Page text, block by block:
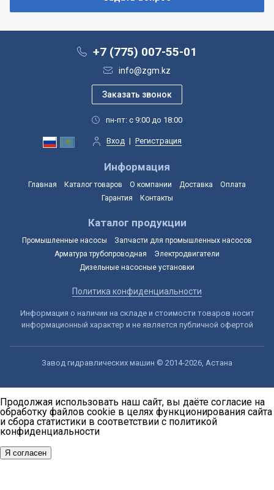
+7 (775) 007-55-01
info@zgm.kz
пн-пт: с 9:00 до 18:00
Вход | Регистрация
Информация
Главная Каталог товаров О компании Доставка
Оплата
Гарантия
Контакты
Каталог продукции
Промышленные насосы
Запчасти для промышленных насосов
Арматура трубопроводная
Электродвигатели
Дизельные насосные установки
Политика конфиденциальности
Информация о наличии на складе и стоимости товаров носит
информационный характер и не является публичной офертой
Завод гидравлических машин © 2014-2026, Астана
Продолжая использовать наш сайт, вы даёте согласие на
обработку файлов cookie в целях функционирования сайта
и сбора статистики в соответствии с политикой
конфиденциальности
Я согласен